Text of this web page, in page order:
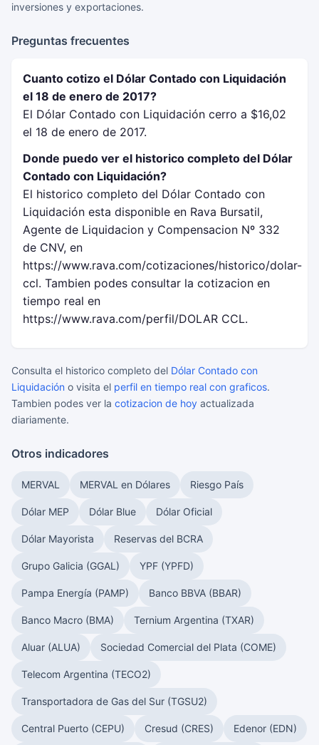
inversiones y exportaciones.
Preguntas frecuentes
Cuanto cotizo el Dólar Contado con Liquidación
el 18 de enero de 2017?
El Dólar Contado con Liquidación cerro a $16,02
el 18 de enero de 2017.
Donde puedo ver el historico completo del Dólar
Contado con Liquidación?
El historico completo del Dólar Contado con
Liquidación esta disponible en Rava Bursatil,
Agente de Liquidacion y Compensacion Nº 332
de CNV, en
https://www.rava.com/cotizaciones/historico/dolar-
ccl. Tambien podes consultar la cotizacion en
tiempo real en
https://www.rava.com/perfil/DOLAR CCL.
Consulta el historico completo del Dólar Contado con
Liquidación o visita el perfil en tiempo real con graficos.
Tambien podes ver la cotizacion de hoy actualizada
diariamente.
Otros indicadores
MERVAL MERVAL en Dólares Riesgo País
Dólar MEP Dólar Blue Dólar Oficial
Dólar Mayorista Reservas del BCRA
Grupo Galicia (GGAL) YPF (YPFD)
Pampa Energía (PAMP) Banco BBVA (BBAR)
Banco Macro (BMA) Ternium Argentina (TXAR)
Aluar (ALUA) Sociedad Comercial del Plata (COME)
Telecom Argentina (TECO2)
Transportadora de Gas del Sur (TGSU2)
Central Puerto (CEPU) Cresud (CRES) Edenor (EDN)